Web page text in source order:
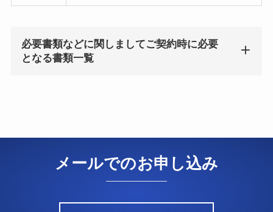
必要書類などに関しましてご契約時に必要
となる書類一覧
メールでのお申し込み